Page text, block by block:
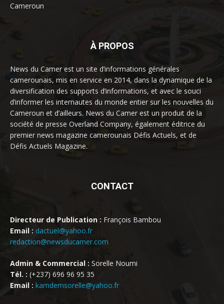
Cameroun
À PROPOS
News du Camer est un site d’informations générales
camerounais, mis en service en 2014, dans la dynamique de la
diversification des supports d’informations, et avec le souci
d’informer les internautes du monde entier sur les nouvelles du
Cameroun et d’ailleurs. News du Camer est un produit de la
société de presse Overland Company, également éditrice du
premier news magazine camerounais Défis Actuels, et de
Défis Actuels Magazine.
CONTACT
Directeur de Publication : François Bambou
Email : dactuel@yahoo.fr
redaction@newsducamer.com
Admin & Commercial : Sorelle Noumi
Tél. : (+237) 696 96 95 35
Email : kamdemsorelle@yahoo.fr